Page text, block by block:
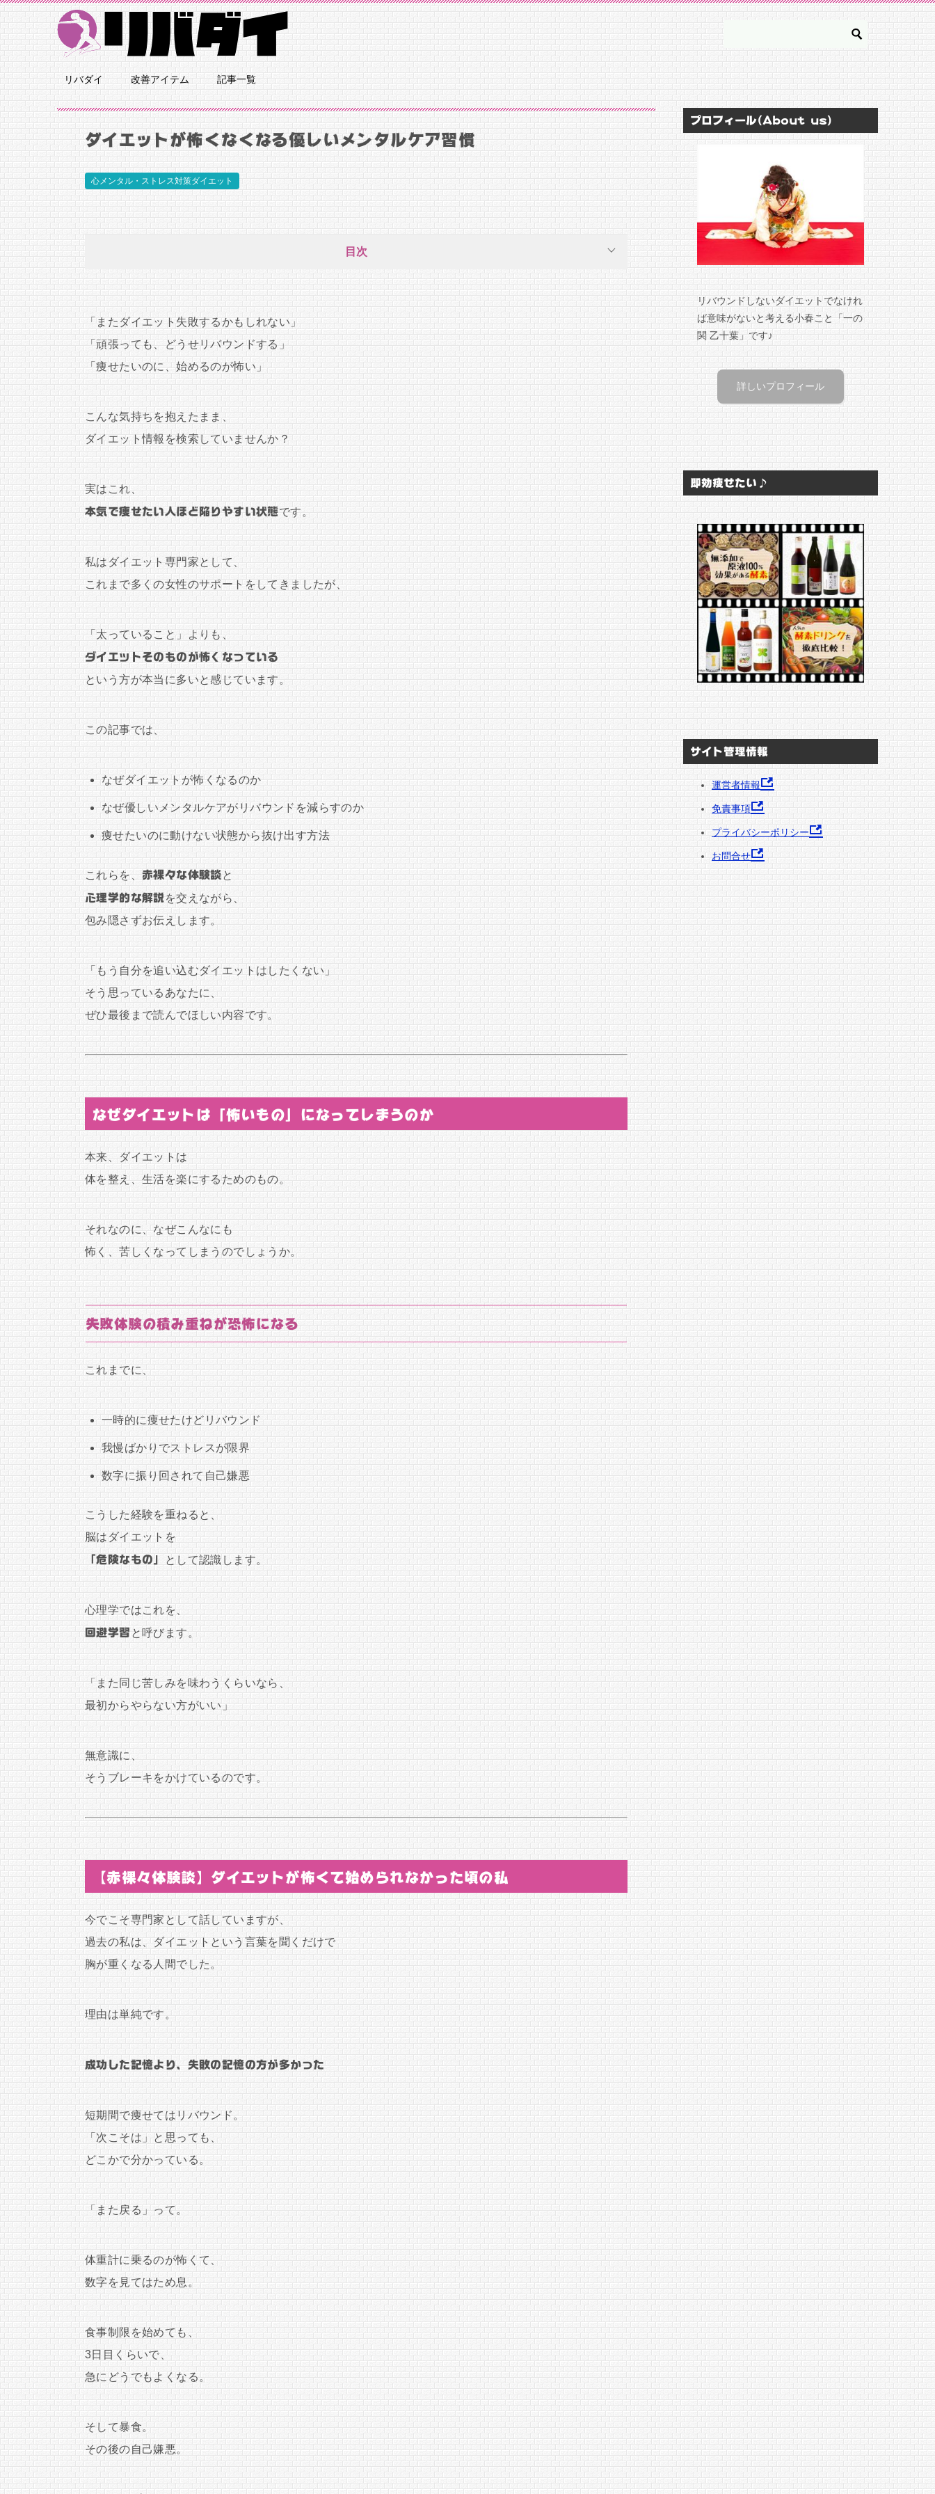
リバダイ 改善アイテム 記事一覧
ダイエットが怖くなくなる優しいメンタルケア習慣
心メンタル・ストレス対策ダイエット
目次
「またダイエット失敗するかもしれない」
「頑張っても、どうせリバウンドする」
「痩せたいのに、始めるのが怖い」
こんな気持ちを抱えたまま、
ダイエット情報を検索していませんか？
実はこれ、
本気で痩せたい人ほど陥りやすい状態です。
私はダイエット専門家として、
これまで多くの女性のサポートをしてきましたが、
「太っていること」よりも、
ダイエットそのものが怖くなっている
という方が本当に多いと感じています。
この記事では、
なぜダイエットが怖くなるのか
なぜ優しいメンタルケアがリバウンドを減らすのか
痩せたいのに動けない状態から抜け出す方法
これらを、 赤裸々な体験談と
心理学的な解説 を交えながら、
包み隠さずお伝えします。
「もう自分を追い込むダイエットはしたくない」
そう思っているあなたに、
ぜひ最後まで読んでほしい内容です。
なぜダイエットは「怖いもの」になってしまうのか
本来、ダイエットは
体を整え、生活を楽にするためのもの。
それなのに、なぜこんなにも
怖く、苦しくなってしまうのでしょうか。
失敗体験の積み重ねが恐怖になる
これまでに、
一時的に痩せたけどリバウンド
我慢ばかりでストレスが限界
数字に振り回されて自己嫌悪
こうした経験を重ねると、
脳はダイエットを
「危険なもの」 として認識します。
心理学ではこれを、
回避学習 と呼びます。
「また同じ苦しみを味わうくらいなら、
最初からやらない方がいい」
無意識に、
そうブレーキをかけているのです。
【赤裸々体験談】ダイエットが怖くて始められなかった頃の私
今でこそ専門家として話していますが、
過去の私は、ダイエットという言葉を聞くだけで
胸が重くなる人間でした。
理由は単純です。
成功した記憶より、失敗の記憶の方が多かった
短期間で痩せてはリバウンド。
「次こそは」と思っても、
どこかで分かっている。
「また戻る」って。
体重計に乗るのが怖くて、
数字を見てはため息。
食事制限を始めても、
3日目くらいで、
急にどうでもよくなる。
そして暴食。
その後の自己嫌悪。
プロフィール(About us)
リバウンドしないダイエットでなけれ
ば意味がないと考える小春こと「一の
関 乙十葉」です♪
詳しいプロフィール
即効痩せたい♪
サイト管理情報
運営者情報
免責事項
プライバシーポリシー
お問合せ